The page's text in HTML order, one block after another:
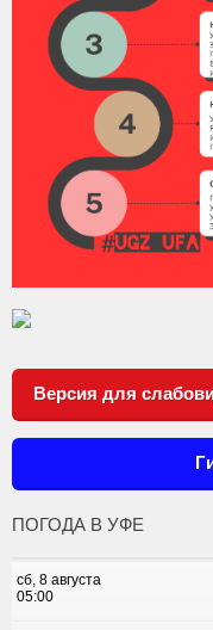
Версия для
ПОГОДА В УФЕ